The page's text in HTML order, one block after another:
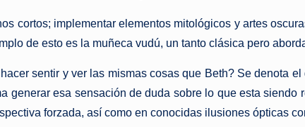
cortos; implementar elementos mitológicos y artes
de esto es la muñeca vudú, un tanto clásica pero
sentir y ver las mismas cosas que Beth? Se denota
generar esa sensación de duda sobre lo que esta
forzada, así como en conocidas ilusiones ópticas